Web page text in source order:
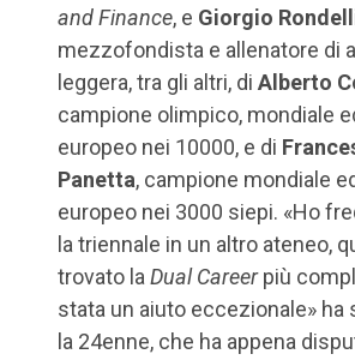
and Finance, e Giorgio
mezzofondista e allenatore di
leggera, tra gli altri, di Alberto
campione olimpico, mondiale
europeo nei 10000, e di
Panetta, campione mondiale
europeo nei 3000 siepi. «Ho
la triennale in un altro ateneo,
trovato la Dual Careerpiù
stata un aiuto eccezionale» ha
la 24enne, che ha appena